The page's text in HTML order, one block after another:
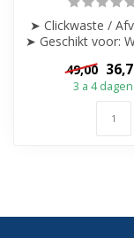
➤ Clickwaste /
➤ Geschikt voor:
...
49,00
3 a 4 dagen